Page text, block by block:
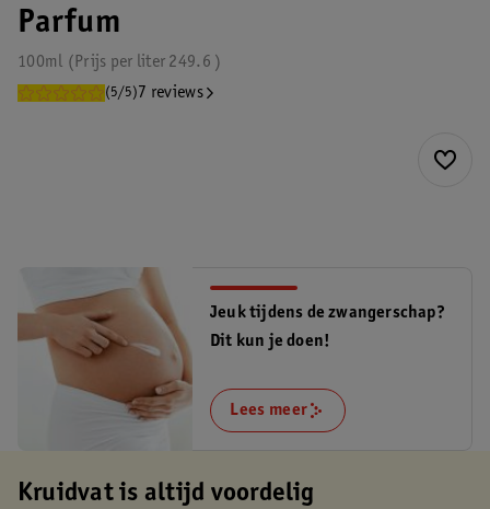
Parfum
100ml 249.6
Prijs per liter
(5/5) 7 reviews
Jeuk tijdens de zwangerschap?
Dit kun je doen!
Lees meer
Kruidvat is altijd voordelig